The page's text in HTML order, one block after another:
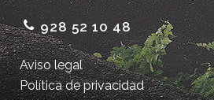
928 52 10 48
Aviso legal
Política de privacidad